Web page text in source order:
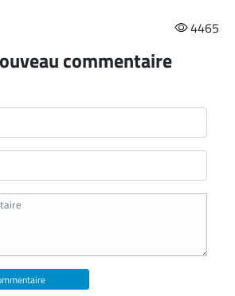
4465
commentaire